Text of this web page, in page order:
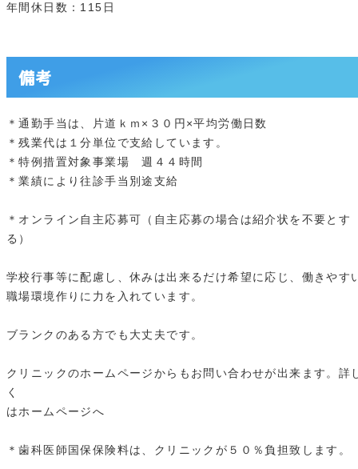
年間休日数：115日
備考
＊通勤手当は、片道ｋｍ×３０円×平均労働日数
＊残業代は１分単位で支給しています。
＊特例措置対象事業場 週４４時間
＊業績により往診手当別途支給
＊オンライン自主応募可（自主応募の場合は紹介状を不要とす
る）
学校行事等に配慮し、休みは出来るだけ希望に応じ、働きやす
職場環境作りに力を入れています。
ブランクのある方でも大丈夫です。
クリニックのホームページからもお問い合わせが出来ます。詳
く
はホームページへ
＊歯科医師国保保険料は、クリニックが５０％負担致します。